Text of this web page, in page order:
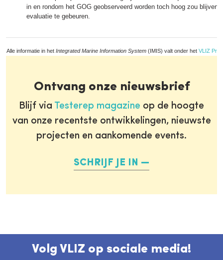
in en rondom het GOG geobserveerd worden toch hoog zou blijven,
evaluatie te gebeuren.
Alle informatie in het Integrated Marine Information System (IMIS) valt onder het VLIZ
Ontvang onze nieuwsbrief
Blijf via Testerep magazine op de hoogte
van onze recentste ontwikkelingen, nieuwste
projecten en aankomende events.
SCHRIJF JE IN
Volg VLIZ op sociale media!